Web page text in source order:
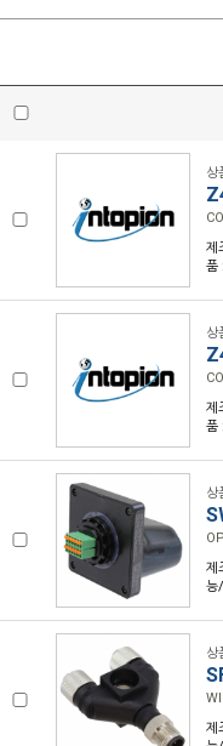
상
제
품 :
상
제
품 :
상
제
능
상
제